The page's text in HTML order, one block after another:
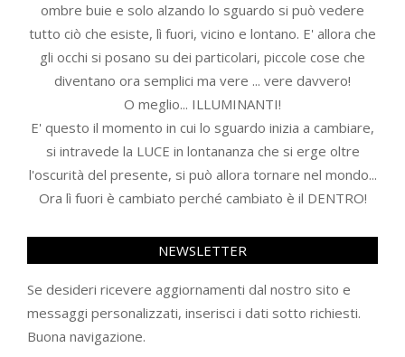
ombre buie e solo alzando lo sguardo si può vedere
tutto ciò che esiste, lì fuori, vicino e lontano. E' allora che
gli occhi si posano su dei particolari, piccole cose che
diventano ora semplici ma vere ... vere davvero!
O meglio... ILLUMINANTI!
E' questo il momento in cui lo sguardo inizia a cambiare,
si intravede la LUCE in lontananza che si erge oltre
l'oscurità del presente, si può allora tornare nel mondo...
Ora lì fuori è cambiato perché cambiato è il DENTRO!
NEWSLETTER
Se desideri ricevere aggiornamenti dal nostro sito e
messaggi personalizzati, inserisci i dati sotto richiesti.
Buona navigazione.